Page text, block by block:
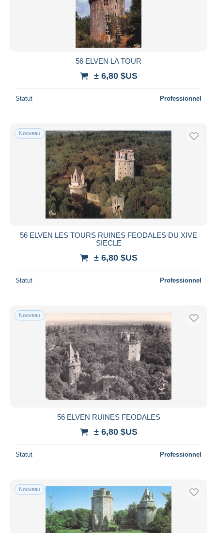
Appliquer
56 ELVEN LA TOUR
± 6,80 $US
Statut Professionnel
Nouveau
56 ELVEN LES TOURS RUINES FEODALES DU XIVE
SIECLE
± 6,80 $US
Statut Professionnel
Nouveau
56 ELVEN RUINES FEODALES
± 6,80 $US
Statut Professionnel
Nouveau